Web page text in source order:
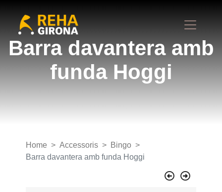
Barra davantera amb
funda Hoggi
Home Accessoris
Bingo
Barra davantera amb funda Hoggi